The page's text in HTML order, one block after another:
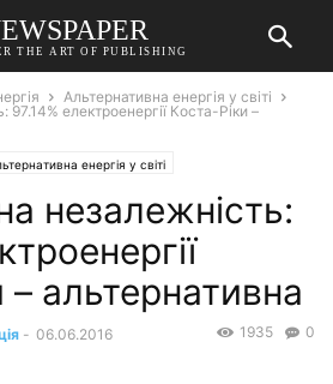
THE ART OF PUBLISHING
Альтернативна енергія у світі
електроенергії Коста-Ріки –
енергія у світі
незалежність:
– альтернативна
- 06.06.2016 0
1935